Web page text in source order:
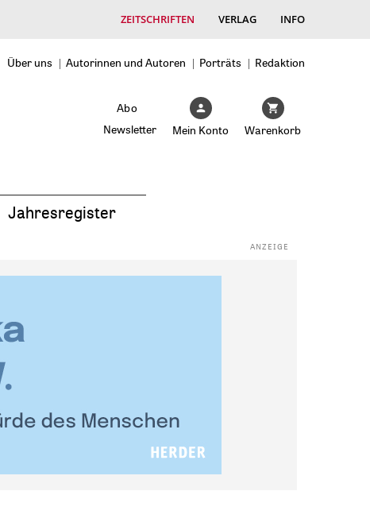
ZEITSCHRIFTEN VERLAG INFO
Über uns Autorinnen und Autoren Porträts
Redaktion
Abo
Newsletter
Mein Konto Warenkorb
Jahresregister